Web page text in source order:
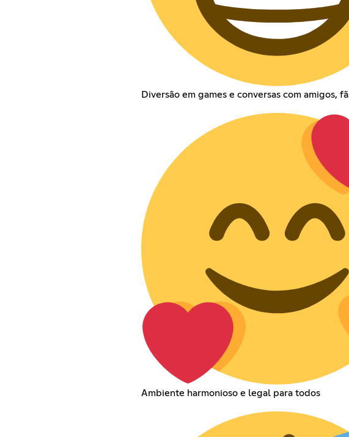
Diversão em games e conversas com amigos,
Ambiente harmonioso e legal para todos